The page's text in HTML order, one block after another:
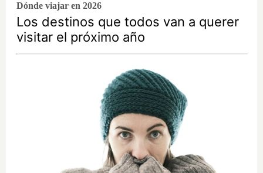
Dónde viajar en 2026
Los destinos que todos van a querer
visitar el próximo año